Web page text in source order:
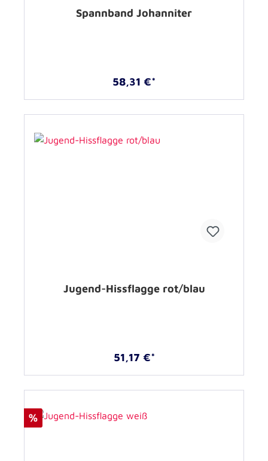
Spannband Johanniter
58,31 €*
Jugend-Hissflagge rot/blau
51,17 €*
%